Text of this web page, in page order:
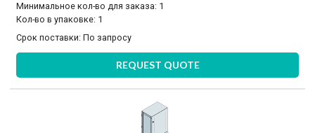
Минимальное кол-во для заказа: 1
Кол-во в упаковке: 1
Срок поставки:По запросу
REQUEST QUOTE